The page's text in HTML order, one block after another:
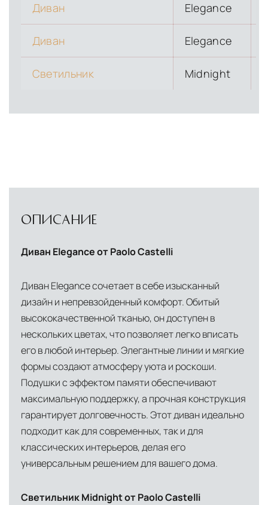
Диван Elegance
Диван Elegance
Светильник Midnight
ОПИСАНИЕ
Диван Elegance от Paolo Castelli
Диван Elegance сочетает в себе изысканный
дизайн и непревзойденный комфорт. Обитый
высококачественной тканью, он доступен в
нескольких цветах, что позволяет легко вписать
его в любой интерьер. Элегантные линии и мягкие
формы создают атмосферу уюта и роскоши.
Подушки с эффектом памяти обеспечивают
максимальную поддержку, а прочная конструкция
гарантирует долговечность. Этот диван идеально
подходит как для современных, так и для
классических интерьеров, делая его
универсальным решением для вашего дома.
Светильник Midnight от Paolo Castelli